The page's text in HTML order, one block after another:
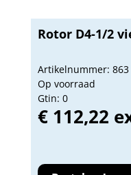
Rotor D4-1/2
Artikelnummer: 863
Op voorraad
Gtin: 0
€ 112,22